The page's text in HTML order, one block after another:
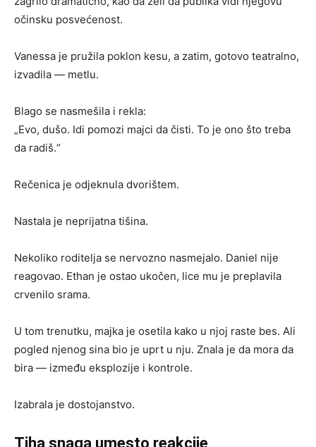
očinsku posvećenost.
Vanessa je pružila poklon kesu, a zatim, gotovo teatralno,
izvadila — metlu.
Blago se nasmešila i rekla:
„Evo, dušo. Idi pomozi majci da čisti. To je ono što treba
da radiš.“
Rečenica je odjeknula dvorištem.
Nastala je neprijatna tišina.
Nekoliko roditelja se nervozno nasmejalo. Daniel nije
reagovao. Ethan je ostao ukočen, lice mu je preplavila
crvenilo srama.
U tom trenutku, majka je osetila kako u njoj raste bes. Ali
pogled njenog sina bio je uprt u nju. Znala je da mora da
bira — između eksplozije i kontrole.
Izabrala je dostojanstvo.
Tiha snaga umesto reakcije